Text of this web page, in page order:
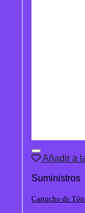
Añadir a
Suministros
Cartucho de